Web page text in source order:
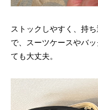
ストックしやすく、持
で、スーツケースやバ
ても大丈夫。